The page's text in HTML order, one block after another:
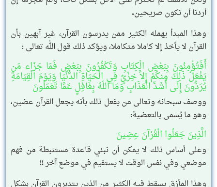
أردنا أن نكون صريحين.
وهذا المبدأ يهمله الكثير ممن يدرسون القرآن، غير آبهين بأن
القرآن لا يأخذ إلا كاملا متكاملا، ويؤكد ذلك قول الله تعالى :
أَفَتُؤْمِنُونَ بِبَعْضِ الْكِتَابِ وَتَكْفُرُونَ بِبَعْضٍ فَمَا جَزَاء مَن
يَفْعَلُ ذَلِكَ مِنكُمْ إِلاَّ خِزْيٌ فِي الْحَيَاةِ الدُّنْيَا وَيَوْمَ الْقِيَامَةِ
يُرَدُّونَ إِلَى أَشَدِّ الْعَذَابِ وَمَا اللّهُ بِغَافِلٍ عَمَّا تَعْمَلُونَ
ووصف سبحانه وتعالى من يفعل ذلك بأنه يجعل القرآن عضين،
وهو ما يُسمى بالتعضية:
الَّذِينَ جَعَلُوا الْقُرْآنَ عِضِينَ
وعلى أساس ذلك لا يمكن أن نبني قاعدة مستنبطة من فهم
موضعي وفي نفس الوقت لا يستقيم في موضع آخر !!
وهذا المأزق يسقط فيه الكثير من الذين يتدبرون القرآن بشكل